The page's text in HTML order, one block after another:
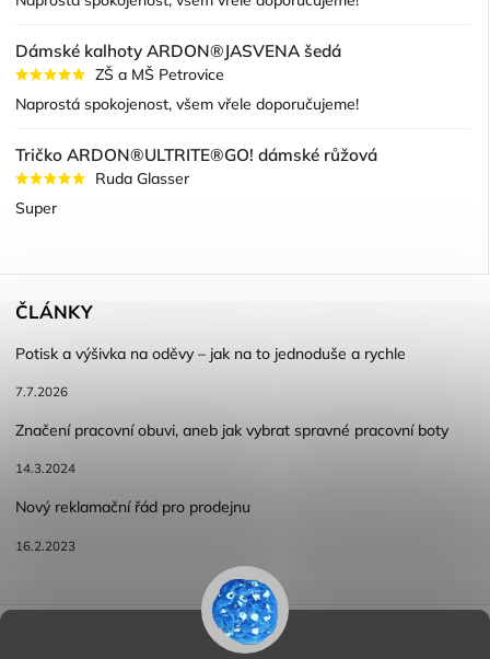
Dámské kalhoty ARDON®JASVENA šedá
ZŠ a MŠ Petrovice
Naprostá spokojenost, všem vřele doporučujeme!
Tričko ARDON®ULTRITE®GO! dámské růžová
Ruda Glasser
Super
ČLÁNKY
Potisk a výšivka na oděvy – jak na to jednoduše a rychle
7.7.2026
Značení pracovní obuvi, aneb jak vybrat spravné pracovní boty
14.3.2024
Nový reklamační řád pro prodejnu
16.2.2023
Reklamace a vracení zboží